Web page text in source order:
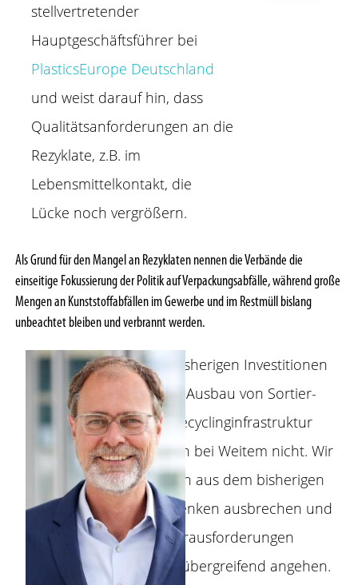
stellvertretender
Hauptgeschäftsführer bei
PlasticsEurope Deutschland
und weist darauf hin, dass
Qualitätsanforderungen an die
Rezyklate, z.B. im
Lebensmittelkontakt, die
Lücke noch vergrößern.
Als Grund für den Mangel an Rezyklaten nennen die Verbände die
einseitige Fokussierung der Politik auf Verpackungsabfälle, während große
Mengen an Kunststoffabfällen im Gewerbe und im Restmüll bislang
unbeachtet bleiben und verbrannt werden.
„Die bisherigen Investitionen
in den Ausbau von Sortier-
und Recyclinginfrastruktur
reichen bei Weitem nicht. Wir
müssen aus dem bisherigen
Silo-Denken ausbrechen und
die Herausforderungen
sektorübergreifend angehen.